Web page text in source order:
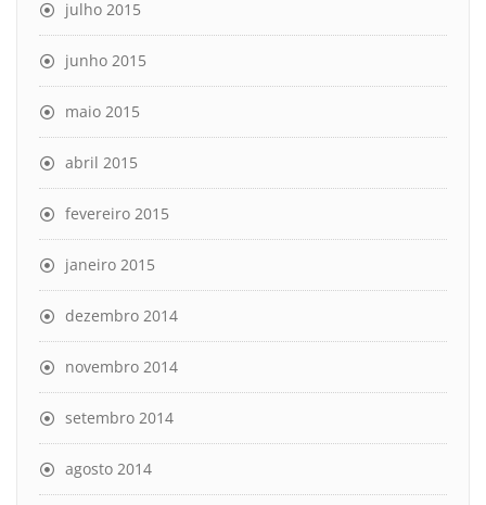
julho 2015
junho 2015
maio 2015
abril 2015
fevereiro 2015
janeiro 2015
dezembro 2014
novembro 2014
setembro 2014
agosto 2014